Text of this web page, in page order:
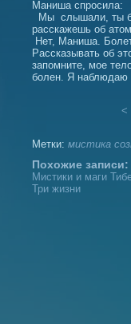
Маниша спросила:
Мы слышали, ты
расскажешь об
Нет, Маниша.
Рассказывать об
запомните, мое
болен. Я наблюдаю
<
Метки: мистика
Похожие записи:
Мистики и маги
Три жизни